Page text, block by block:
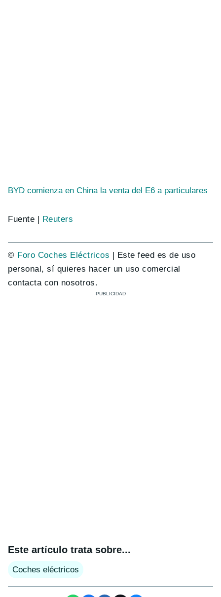
BYD comienza en China la venta del E6 a particulares
Fuente | Reuters
© Foro Coches Eléctricos | Este feed es de uso
personal, sí quieres hacer un uso comercial
contacta con nosotros.
Este artículo trata sobre...
Coches eléctricos